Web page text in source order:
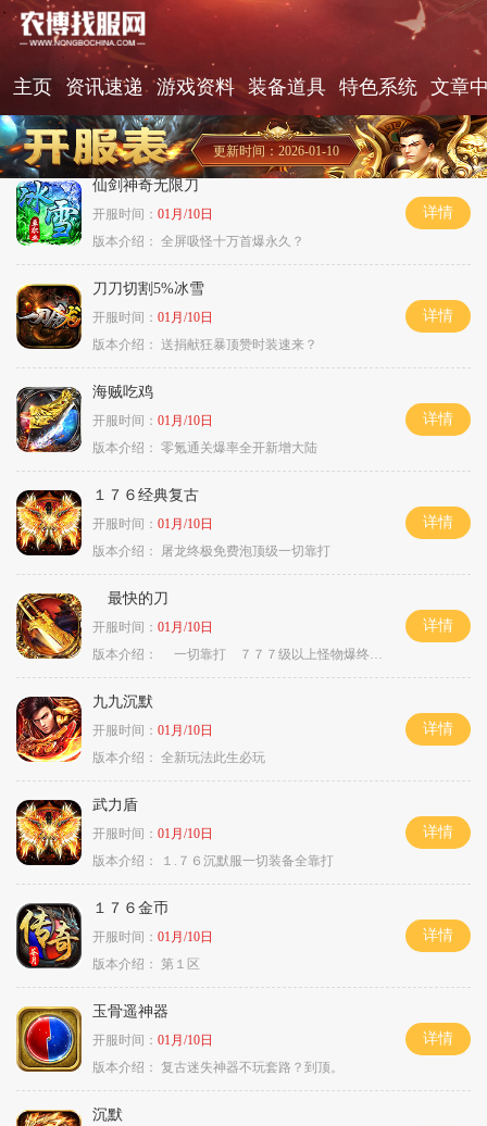
主页 资讯速递 游戏资料 装备道具 特色系统 文章
更新时间：2026-01-10
仙剑神奇无限刀
开服时间： 01月/10日
版本介绍： 全屏吸怪十万首爆永久？
详情
刀刀切割5%冰雪
开服时间： 01月/10日
版本介绍：
送捐献狂暴顶赞时装速来？
详情
海贼吃鸡
开服时间： 01月/10日
版本介绍： 零氪通关爆率全开新增大陆
详情
１７６经典复古
开服时间： 01月/10日
版本介绍：
屠龙终极免费泡顶级一切靠打
详情
最快的刀
开服时间： 01月/10日
版本介绍：
一切靠打 ７７７级以上怪物爆终极
详情
九九沉默
开服时间： 01月/10日
版本介绍： 全新玩法此生必玩
详情
武力盾
开服时间： 01月/10日
版本介绍：
１.７６沉默服一切装备全靠打
详情
１７６金币
开服时间： 01月/10日
版本介绍： 第１区
详情
玉骨遥神器
开服时间： 01月/10日
版本介绍： 复古迷失神器不玩套路？到顶。
详情
沉默